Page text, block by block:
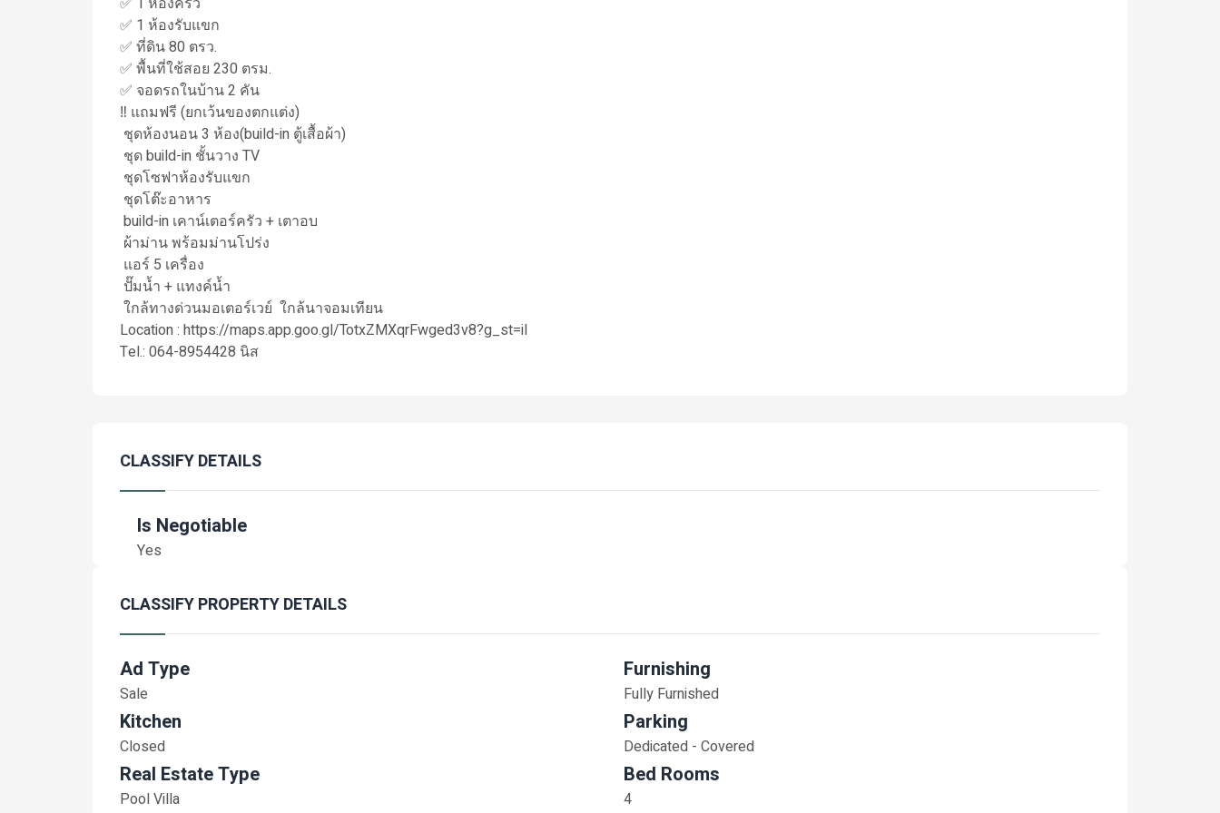
✅ 1 ห้องรับแขก
✅ ที่ดิน 80 ตรว.
✅ พื้นที่ใช้สอย 230 ตรม.
✅ จอดรถในบ้าน 2 คัน
‼️ แถมฟรี (ยกเว้นของตกแต่ง)
ชุดห้องนอน 3 ห้อง(build-in ตู้เสื้อผ้า)
ชุด build-in ชั้นวาง TV
ชุดโซฟาห้องรับแขก
ชุดโต๊ะอาหาร
build-in เคาน์เตอร์ครัว + เตาอบ
ผ้าม่าน พร้อมม่านโปร่ง
แอร์ 5 เครื่อง
ปั๊มน้ำ + แทงค์น้ำ
ใกล้ทางด่วนมอเตอร์เวย์ ใกล้นาจอมเทียน
Location : https://maps.app.goo.gl/TotxZMXqrFwged3v8?g_st=il
Tel.: 064-8954428 นิส
CLASSIFY DETAILS
Is Negotiable
Yes
CLASSIFY PROPERTY DETAILS
Ad Type
Sale
Furnishing
Fully Furnished
Kitchen
Closed
Parking
Dedicated - Covered
Real Estate Type
Pool Villa
Bed Rooms
4